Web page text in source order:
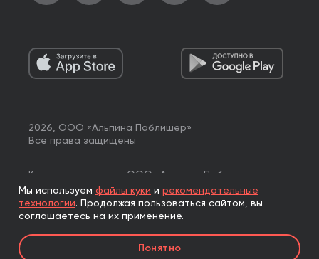
2026, ООО «Альпина Паблишер»
Все права защищены
Книги реализуются ООО «Альпина Паблишер»
по договору комиссии с ООО «Альпина нон-фикшн»,
по договору комиссии с ООО «Альпина ПРО».
Мы используем файлы куки и рекомендательные
технологии. Продолжая пользоваться сайтом, вы
соглашаетесь на их применение.
Понятно